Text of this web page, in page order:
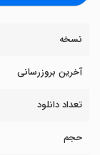
نسخه
آخرین بروزرسانی
تعداد دانلود
حجم